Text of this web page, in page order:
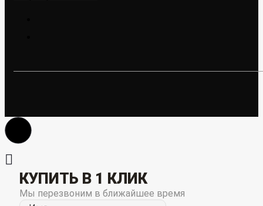
КУПИТЬ В 1 КЛИК
Мы перезвоним в ближайшее время